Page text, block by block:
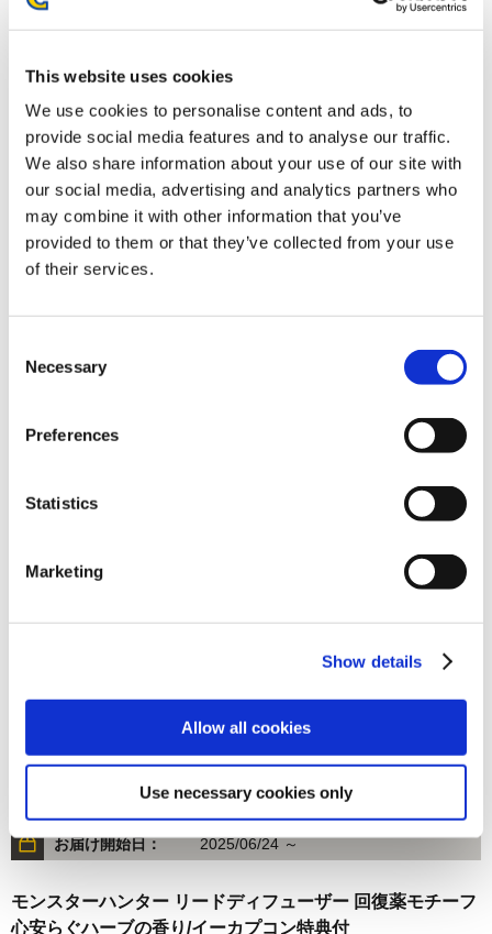
This website uses cookies
We use cookies to personalise content and ads, to
provide social media features and to analyse our traffic.
We also share information about your use of our site with
our social media, advertising and analytics partners who
may combine it with other information that you’ve
provided to them or that they’ve collected from your use
of their services.
Selection
Necessary
Preferences
Statistics
Marketing
Show details
Allow all cookies
Use necessary cookies only
モンスターハンターワイルズ カラビナ時計 クックのぬいぐ
4,400円(税込)
在庫：△ |220ポイント
お届け開始日： 2025/10/16 ～
4,400円 (税込)
在庫：× |220ポイント
お届け開始日： 2025/06/24 ～
モンスターハンター リードディフューザー 回復薬モチーフ
心安らぐハーブの香り/イーカプコン特典付